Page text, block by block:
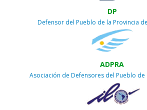
DP
Defensor del Pueblo de la Provincia
ADPRA
Asociación de Defensores del Pueblo de